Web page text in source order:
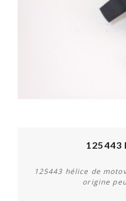
125443
125443 hélice de
origine